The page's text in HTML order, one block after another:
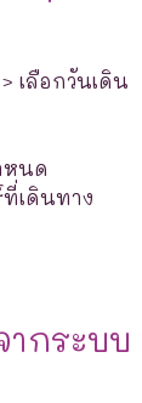
เลือกวันเดิน
หนด
เดินทาง
ากระบบ